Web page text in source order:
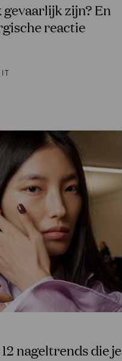
gevaarlijk zijn? En
reactie
nageltrends die je